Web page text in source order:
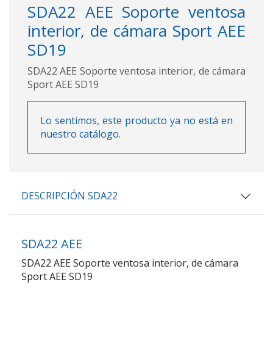
SDA22 AEE Soporte ventosa
interior, de cámara Sport AEE
SD19
SDA22 AEE Soporte ventosa interior, de cámara
Sport AEE SD19
Lo sentimos, este producto ya no está en
nuestro catálogo.
DESCRIPCIÓN SDA22
SDA22 AEE
SDA22 AEE Soporte ventosa interior, de cámara
Sport AEE SD19